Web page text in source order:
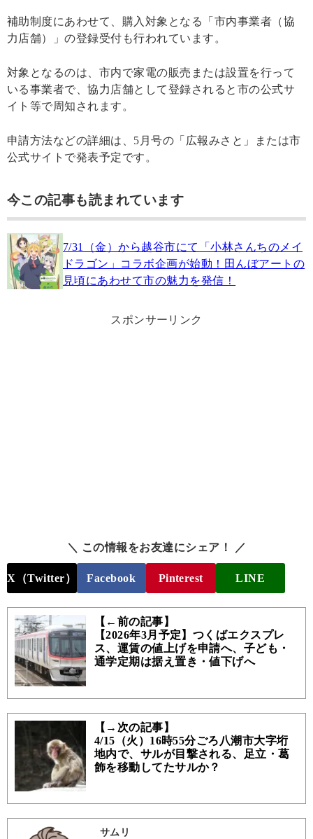
補助制度にあわせて、購入対象となる「市内事業者（協
力店舗）」の登録受付も行われています。
対象となるのは、市内で家電の販売または設置を行って
いる事業者で、協力店舗として登録されると市の公式サ
イト等で周知されます。
申請方法などの詳細は、5月号の「広報みさと」または市
公式サイトで発表予定です。
今この記事も読まれています
7/31（金）から越谷市にて「小林さんちのメイ
ドラゴン」コラボ企画が始動！田んぼアートの
見頃にあわせて市の魅力を発信！
スポンサーリンク
＼ この情報をお友達にシェア！ ／
X（Twitter） Facebook Pinterest LINE
【←前の記事】
【2026年3月予定】つくばエクスプレ
ス、運賃の値上げを申請へ、子ども・
通学定期は据え置き・値下げへ
【→次の記事】
4/15（火）16時55分ごろ八潮市大字垳
地内で、サルが目撃される、足立・葛
飾を移動してたサルか？
サムリ